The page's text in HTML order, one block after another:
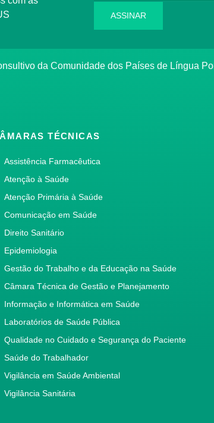
ASSINAR
da Comunidade dos Países de Língua
TÉCNICAS
Assistência Farmacêutica
Atenção à Saúde
Atenção Primária à Saúde
Comunicação em Saúde
Direito Sanitário
Epidemiologia
Gestão do Trabalho e da Educação na Saúde
Câmara Técnica de Gestão e Planejamento
Informação e Informática em Saúde
Laboratórios de Saúde Pública
Qualidade no Cuidado e Segurança do Paciente
Saúde do Trabalhador
Vigilância em Saúde Ambiental
Vigilância Sanitária